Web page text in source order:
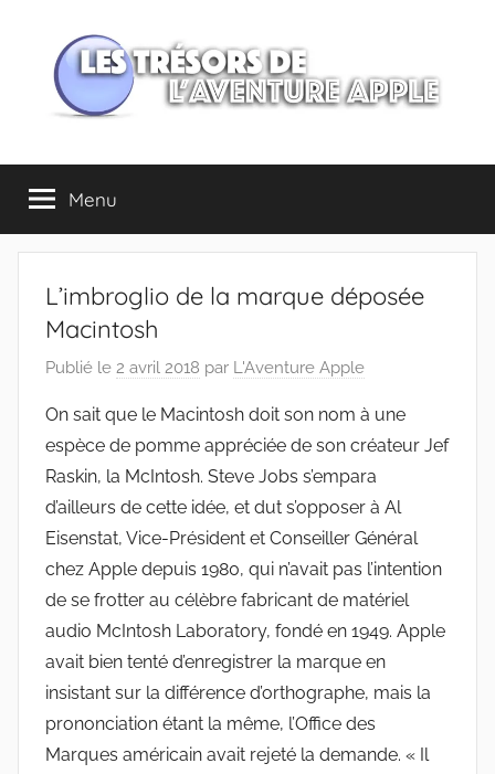
contenu
Les
trésors
de
l'Aventure
Apple
Menu
L’imbroglio de la marque déposée
Macintosh
Publié le 2 avril 2018 par L'Aventure Apple
On sait que le Macintosh doit son nom à une
espèce de pomme appréciée de son créateur Jef
Raskin, la McIntosh. Steve Jobs s’empara
d’ailleurs de cette idée, et dut s’opposer à Al
Eisenstat, Vice-Président et Conseiller Général
chez Apple depuis 1980, qui n’avait pas l’intention
de se frotter au célèbre fabricant de matériel
audio McIntosh Laboratory, fondé en 1949. Apple
avait bien tenté d’enregistrer la marque en
insistant sur la différence d’orthographe, mais la
prononciation étant la même, l’Office des
Marques américain avait rejeté la demande. « Il